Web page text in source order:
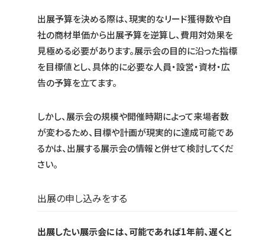
出展予算を決める際は、現実的なリード獲得数や自
社の商材単価から出展予算を逆算し、費用対効果を
見極める必要があります。展示会の目的に沿った指標
を目標値とし、具体的に必要な人員・設営・資材・広
告の予算を立てます。
しかし、展示会の規模や開催時期によって来場者数
が変わるため、目標や計画が現実的に達成可能であ
るかは、出展する展示会の情報と併せて検討してくだ
さい。
出展の申し込みをする
出展したい展示会には、可能であれば1年前、遅くと